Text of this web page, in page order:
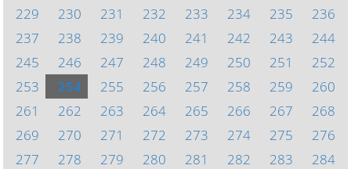
229
230 231 232 233 234 235
236
237
238 239 240 241 242 243
244
245
246 247 248 249 250 251
252
253
254 255 256 257 258 259
260
261
262 263 264 265 266 267
268
269
270 271 272 273 274 275
276
277
278 279 280 281 282 283
284